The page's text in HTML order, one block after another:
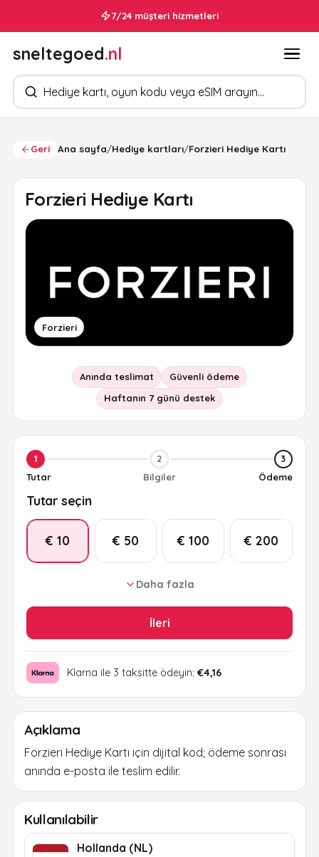
7/24 müşteri hizmetleri
sneltegoed.nl
Ürün arayın
Geri Ana sayfa/Hediye kartları/Forzieri Hediye Kartı
Forzieri Hediye Kartı
Forzieri
Anında teslimat
Güvenli ödeme
Haftanın 7 günü destek
1
Tutar
2
Bilgiler
3
Ödeme
Tutar seçin
€ 10 € 50 € 100 € 200
€ 25Daha fazla
İleri
Klarna ile 3 taksitte ödeyin: €4,16
Açıklama
Forzieri Hediye Kartı için dijital kod; ödeme sonrası
anında e-posta ile teslim edilir.
Kullanılabilir
Hollanda (NL)